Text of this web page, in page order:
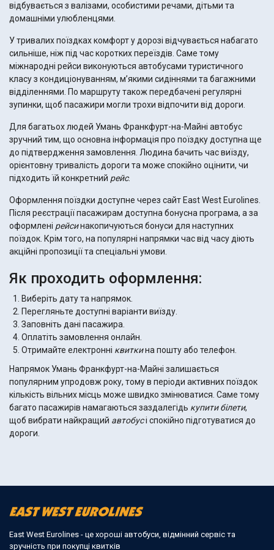
відбувається з валізами, особистими речами, дітьми та
домашніми улюбленцями.
У тривалих поїздках комфорт у дорозі відчувається набагато
сильніше, ніж під час коротких переїздів. Саме тому
міжнародні рейси виконуються автобусами туристичного
класу з кондиціонуванням, м’якими сидіннями та багажними
відділеннями. По маршруту також передбачені регулярні
зупинки, щоб пасажири могли трохи відпочити від дороги.
Для багатьох людей Умань Франкфурт-на-Майні автобус
зручний тим, що основна інформація про поїздку доступна ще
до підтвердження замовлення. Людина бачить час виїзду,
орієнтовну тривалість дороги та може спокійно оцінити, чи
підходить їй конкретний рейс.
Оформлення поїздки доступне через сайт East West Eurolines.
Після реєстрації пасажирам доступна бонусна програма, а за
оформлені рейсинакопичуються бонуси для наступних
поїздок. Крім того, на популярні напрямки час від часу діють
акційні пропозиції та спеціальні умови.
Як проходить оформлення:
Виберіть дату та напрямок.
Перегляньте доступні варіанти виїзду.
Заповніть дані пасажира.
Оплатіть замовлення онлайн.
Отримайте електронні квиткина пошту або телефон.
Напрямок Умань Франкфурт-на-Майні залишається
популярним упродовж року, тому в періоди активних поїздок
кількість вільних місць може швидко змінюватися. Саме тому
багато пасажирів намагаються заздалегідь купити білети,
щоб вибрати найкращий автобусі спокійно підготуватися до
дороги.
East West Eurolines - це хороші автобуси, відмінний сервіс та
зручність при покупці квитків